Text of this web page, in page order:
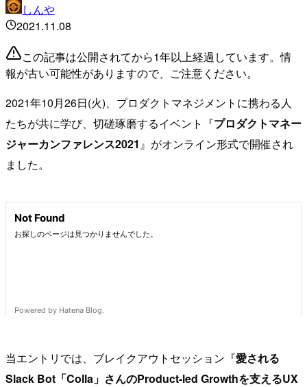
しんや
2021.11.08
この記事は公開されてから1年以上経過しています。情
報が古い可能性がありますので、ご注意ください。
2021年10月26日(火)、プロダクトマネジメントに携わる人
たちが共に学び、切磋琢磨するイベント『プロダクトマネー
ジャーカンファレンス2021 』がオンライン形式で開催され
ました。
当エントリでは、ブレイクアウトセッション『愛される
Slack Bot「Colla」さんのProduct-led Growthを支えるUX